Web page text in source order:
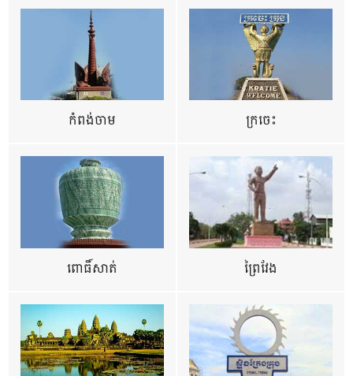
កំពង់ចាម ក្រចេះ
ពោធិ៍សាត់ ព្រៃវែង